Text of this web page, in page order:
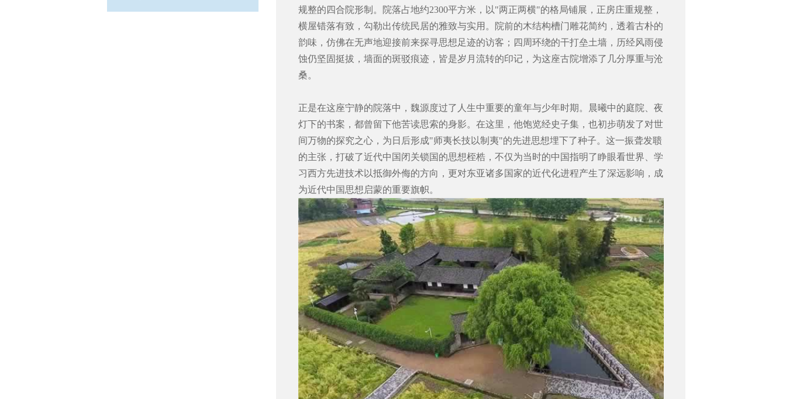
规整的四合院形制。院落占地约2300平方米，以"两正两横"的格局铺展，正房庄重规整，
横屋错落有致，勾勒出传统民居的雅致与实用。院前的木结构槽门雕花简约，透着古朴的
韵味，仿佛在无声地迎接前来探寻思想足迹的访客；四周环绕的干打垒土墙，历经风雨侵
蚀仍坚固挺拔，墙面的斑驳痕迹，皆是岁月流转的印记，为这座古院增添了几分厚重与沧
桑。
正是在这座宁静的院落中，魏源度过了人生中重要的童年与少年时期。晨曦中的庭院、夜
灯下的书案，都曾留下他苦读思索的身影。在这里，他饱览经史子集，也初步萌发了对世
间万物的探究之心，为日后形成"师夷长技以制夷"的先进思想埋下了种子。这一振聋发聩
的主张，打破了近代中国闭关锁国的思想桎梏，不仅为当时的中国指明了睁眼看世界、学
习西方先进技术以抵御外侮的方向，更对东亚诸多国家的近代化进程产生了深远影响，成
为近代中国思想启蒙的重要旗帜。